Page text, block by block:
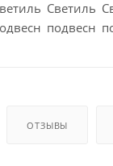
ОТЗЫВЫ